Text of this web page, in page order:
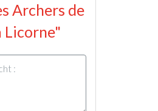
Archers de
Licorne"